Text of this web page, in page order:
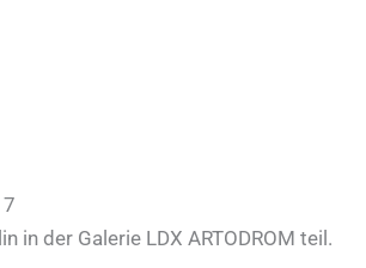
in der Galerie LDX ARTODROM teil.